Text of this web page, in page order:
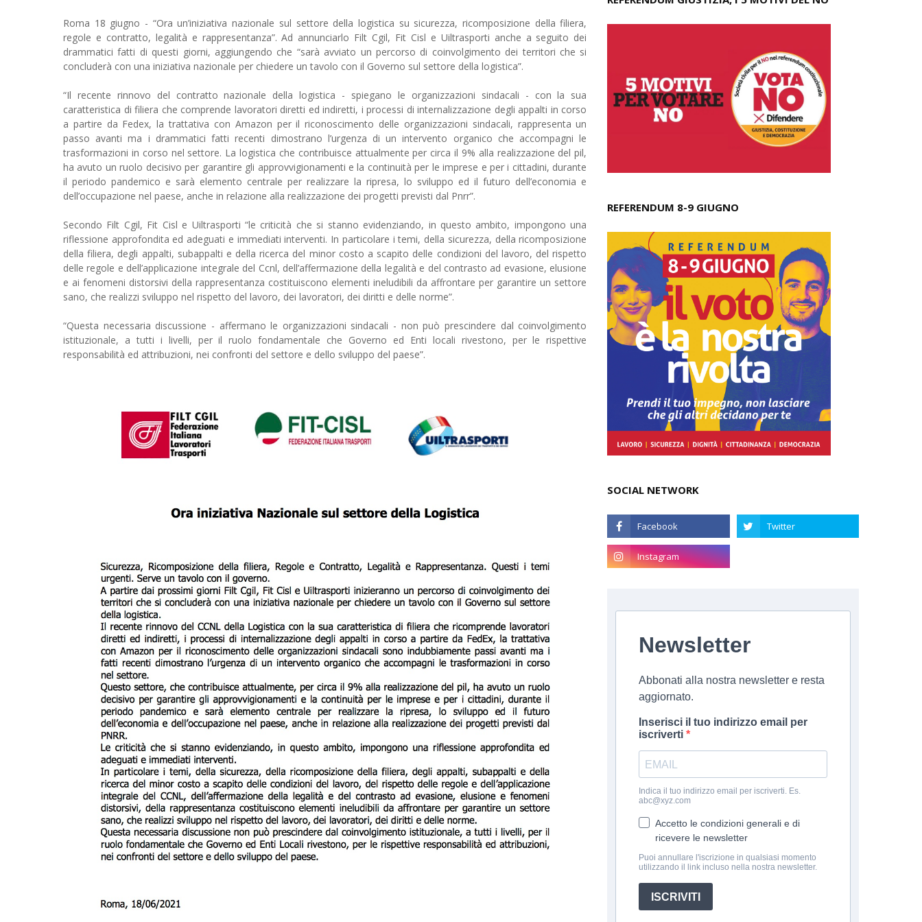
Roma 18 giugno - “Ora un’iniziativa nazionale sul settore della logistica su sicurezza, ricomposizione della filiera,
regole e contratto, legalità e rappresentanza”. Ad annunciarlo Filt Cgil, Fit Cisl e Uiltrasporti anche a seguito dei
drammatici fatti di questi giorni, aggiungendo che “sarà avviato un percorso di coinvolgimento dei territori che si
concluderà con una iniziativa nazionale per chiedere un tavolo con il Governo sul settore della logistica”.
“Il recente rinnovo del contratto nazionale della logistica - spiegano le organizzazioni sindacali - con la sua
caratteristica di filiera che comprende lavoratori diretti ed indiretti, i processi di internalizzazione degli appalti in corso
a partire da Fedex, la trattativa con Amazon per il riconoscimento delle organizzazioni sindacali, rappresenta un
passo avanti ma i drammatici fatti recenti dimostrano l’urgenza di un intervento organico che accompagni le
trasformazioni in corso nel settore. La logistica che contribuisce attualmente per circa il 9% alla realizzazione del pil,
ha avuto un ruolo decisivo per garantire gli approvvigionamenti e la continuità per le imprese e per i cittadini, durante
il periodo pandemico e sarà elemento centrale per realizzare la ripresa, lo sviluppo ed il futuro dell’economia e
dell’occupazione nel paese, anche in relazione alla realizzazione dei progetti previsti dal Pnrr”.
Secondo Filt Cgil, Fit Cisl e Uiltrasporti “le criticità che si stanno evidenziando, in questo ambito, impongono una
riflessione approfondita ed adeguati e immediati interventi. In particolare i temi, della sicurezza, della ricomposizione
della filiera, degli appalti, subappalti e della ricerca del minor costo a scapito delle condizioni del lavoro, del rispetto
delle regole e dell’applicazione integrale del Ccnl, dell’affermazione della legalità e del contrasto ad evasione, elusione
e ai fenomeni distorsivi della rappresentanza costituiscono elementi ineludibili da affrontare per garantire un settore
sano, che realizzi sviluppo nel rispetto del lavoro, dei lavoratori, dei diritti e delle norme”.
“Questa necessaria discussione - affermano le organizzazioni sindacali - non può prescindere dal coinvolgimento
istituzionale, a tutti i livelli, per il ruolo fondamentale che Governo ed Enti locali rivestono, per le rispettive
responsabilità ed attribuzioni, nei confronti del settore e dello sviluppo del paese”.
REFERENDUM 8-9 GIUGNO
SOCIAL NETWORK
Newsletter
Abbonati alla nostra newsletter e resta
aggiornato.
Inserisci il tuo indirizzo email per
iscriverti
Indica il tuo indirizzo email per iscriverti. Es.
abc@xyz.com
Accetto le condizioni generali e di
ricevere le newsletter
Puoi annullare l'iscrizione in qualsiasi momento
utilizzando il link incluso nella nostra newsletter.
ISCRIVITI